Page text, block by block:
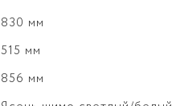
830 мм
515 мм
856 мм